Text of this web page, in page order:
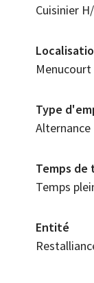
Cuisinier
Menucourt
Type
Alternance
Temps de
Temps
Entité